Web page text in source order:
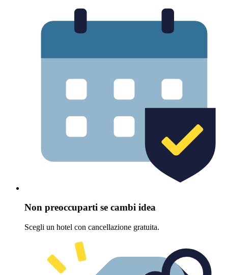
Non preoccuparti se cambi idea
Scegli un hotel con cancellazione gratuita.